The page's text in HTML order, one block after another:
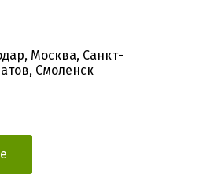
Москва, Санкт-
Смоленск